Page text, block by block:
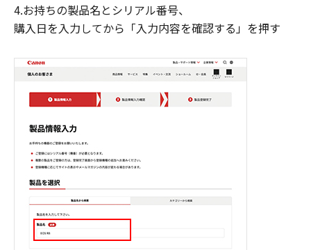
4.お持ちの製品名とシリアル番号、
購入日を入力してから「入力内容を確認する」を押す